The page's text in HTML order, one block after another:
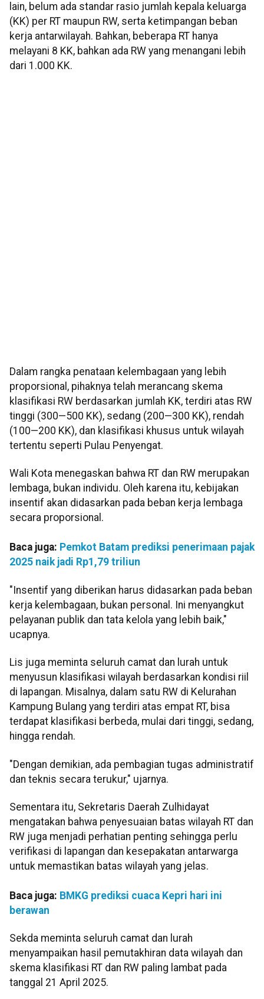
lain, belum ada standar rasio jumlah kepala keluarga
(KK) per RT maupun RW, serta ketimpangan beban
kerja antarwilayah. Bahkan, beberapa RT hanya
melayani 8 KK, bahkan ada RW yang menangani lebih
dari 1.000 KK.
Dalam rangka penataan kelembagaan yang lebih
proporsional, pihaknya telah merancang skema
klasifikasi RW berdasarkan jumlah KK, terdiri atas RW
tinggi (300—500 KK), sedang (200—300 KK), rendah
(100—200 KK), dan klasifikasi khusus untuk wilayah
tertentu seperti Pulau Penyengat.
Wali Kota menegaskan bahwa RT dan RW merupakan
lembaga, bukan individu. Oleh karena itu, kebijakan
insentif akan didasarkan pada beban kerja lembaga
secara proporsional.
Baca juga: Pemkot Batam prediksi penerimaan pajak
2025 naik jadi Rp1,79 triliun
"Insentif yang diberikan harus didasarkan pada beban
kerja kelembagaan, bukan personal. Ini menyangkut
pelayanan publik dan tata kelola yang lebih baik,"
ucapnya.
Lis juga meminta seluruh camat dan lurah untuk
menyusun klasifikasi wilayah berdasarkan kondisi riil
di lapangan. Misalnya, dalam satu RW di Kelurahan
Kampung Bulang yang terdiri atas empat RT, bisa
terdapat klasifikasi berbeda, mulai dari tinggi, sedang,
hingga rendah.
"Dengan demikian, ada pembagian tugas administratif
dan teknis secara terukur," ujarnya.
Sementara itu, Sekretaris Daerah Zulhidayat
mengatakan bahwa penyesuaian batas wilayah RT dan
RW juga menjadi perhatian penting sehingga perlu
verifikasi di lapangan dan kesepakatan antarwarga
untuk memastikan batas wilayah yang jelas.
Baca juga: BMKG prediksi cuaca Kepri hari ini
berawan
Sekda meminta seluruh camat dan lurah
menyampaikan hasil pemutakhiran data wilayah dan
skema klasifikasi RT dan RW paling lambat pada
tanggal 21 April 2025.